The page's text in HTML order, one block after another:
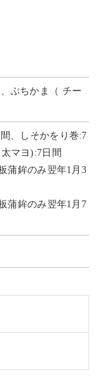
ぷちかま（ チー
、しそかをり巻:7
マヨ):7日間
蒲鉾のみ翌年1月3
蒲鉾のみ翌年1月7